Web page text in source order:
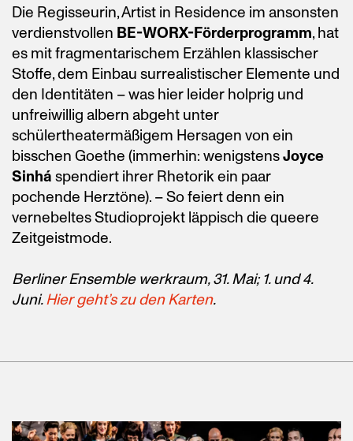
Die Regisseurin, Artist in Residence im ansonsten
verdienstvollen BE-WORX-Förderprogramm, hat
es mit fragmentarischem Erzählen klassischer
Stoffe, dem Einbau surrealistischer Elemente und
den Identitäten – was hier leider holprig und
unfreiwillig albern abgeht unter
schülertheatermäßigem Hersagen von ein
bisschen Goethe (immerhin: wenigstensJoyce
Sinháspendiert ihrer Rhetorik ein paar
pochende Herztöne). – So feiert denn ein
vernebeltes Studioprojekt läppisch die queere
Zeitgeistmode.
Berliner Ensemble werkraum,31. Mai; 1.und4.
Juni.Hier geht’s zu den Karten.